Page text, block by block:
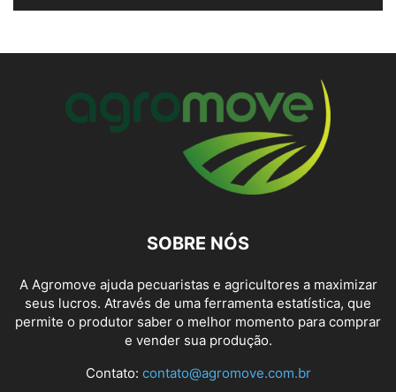
SOBRE NÓS
A Agromove ajuda pecuaristas e agricultores a maximizar
seus lucros. Através de uma ferramenta estatística, que
permite o produtor saber o melhor momento para comprar
e vender sua produção.
Contato: contato@agromove.com.br